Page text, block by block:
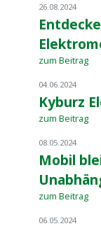
26.08.2024
zum Beitrag
04.06.2024
Kyburz
zum Beitrag
08.05.2024
Mobil
zum Beitrag
06.05.2024